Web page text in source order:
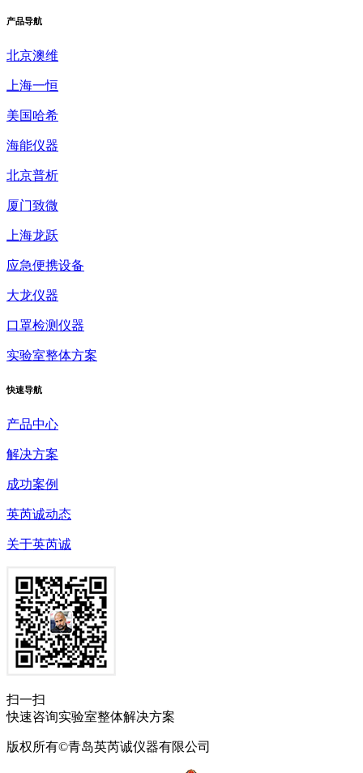
产品导航
北京澳维
上海一恒
美国哈希
海能仪器
北京普析
厦门致微
上海龙跃
应急便携设备
大龙仪器
口罩检测仪器
实验室整体方案
快速导航
产品中心
解决方案
成功案例
英芮诚动态
关于英芮诚
扫一扫
快速咨询实验室整体解决方案
版权所有©青岛英芮诚仪器有限公司